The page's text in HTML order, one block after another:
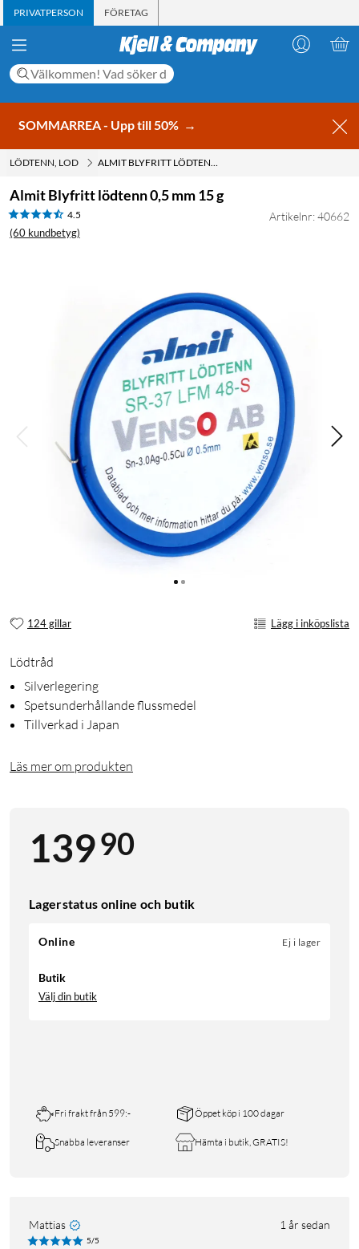
PRIVATPERSON FÖRETAG
SOMMARREA - Upp till 50% →
LÖDTENN, LOD ALMIT BLYFRITT LÖDTENN 0,5 MM 15 G
Almit Blyfritt lödtenn 0,5 mm 15 g
4.5
(60 kundbetyg)
Artikelnr: 40662
124 gillar Lägg i inköpslista
Lödtråd
Silverlegering
Spetsunderhållande flussmedel
Tillverkad i Japan
Läs mer om produkten
13990
Lagerstatus online och butik
Online Ej i lager
Butik
Välj din butik
Fri frakt från 599:- Öppet köp i 100 dagar
Snabba leveranser Hämta i butik, GRATIS!
Mattias 1 år sedan
5/5